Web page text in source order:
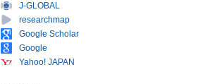
J-GLOBAL
researchmap
Google Scholar
Google
Yahoo! JAPAN